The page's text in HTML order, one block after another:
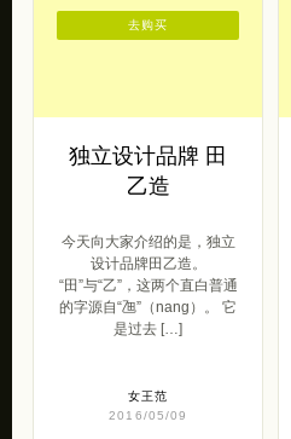
独立设计品牌 田
乙造
今天向大家介绍的是，独立
设计品牌田乙造。
“田”与“乙”，这两个直白普通
的字源自“乪”（nang）。 它
是过去 […]
女王范
2016/05/09
去购买